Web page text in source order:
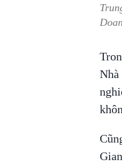
Nhà